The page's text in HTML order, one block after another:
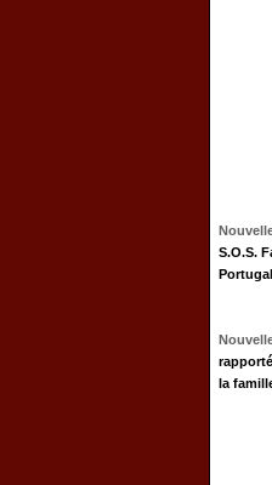
S.O.S.
Portugal
la